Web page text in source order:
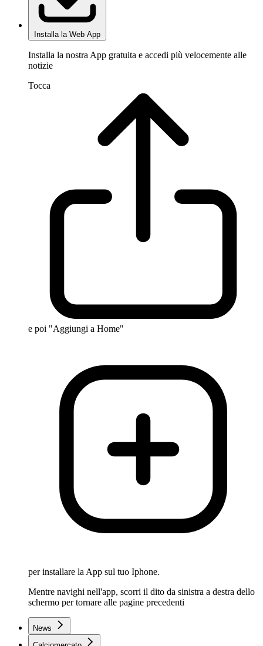
Installa la Web App
Installa la nostra App gratuita e accedi più velocemente alle
notizie
Tocca
e poi "Aggiungi a Home"
per installare la App sul tuo Iphone.
Mentre navighi nell'app, scorri il dito da sinistra a destra dello
schermo per tornare alle pagine precedenti
News